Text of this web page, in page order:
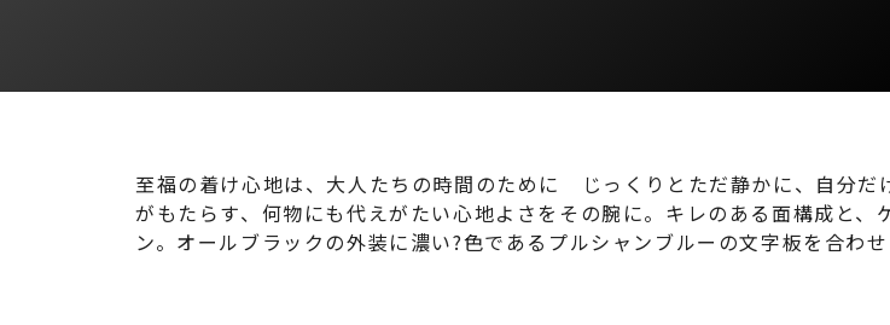
至福の着け心地は、大人たちの時間のために じっくりとただ静かに、自分
がもたらす、何物にも代えがたい心地よさをその腕に。キレのある面構成と
ン。オールブラックの外装に濃い?色であるプルシャンブルーの文字板を合わせ